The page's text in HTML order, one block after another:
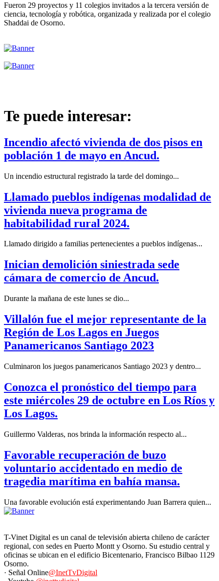
Fueron 29 proyectos y 11 colegios invitados a la tercera versión de
ciencia, tecnología y robótica, organizada y realizada por el colegio
Shaddai de Osorno.
Te puede interesar:
Incendio afectó vivienda de dos pisos en
población 1 de mayo en Ancud.
Un incendio estructural registrado la tarde del domingo...
Llamado pueblos indígenas modalidad de
vivienda nueva programa de
habitabilidad rural 2024.
Llamado dirigido a familias pertenecientes a pueblos indígenas...
Inician demolición siniestrada sede
cámara de comercio de Ancud.
Durante la mañana de este lunes se dio...
Villalón fue el mejor representante de la
Región de Los Lagos en Juegos
Panamericanos Santiago 2023
Culminaron los juegos panamericanos Santiago 2023 y dentro...
Conozca el pronóstico del tiempo para
este miércoles 29 de octubre en Los Ríos y
Los Lagos.
Guillermo Valderas, nos brinda la información respecto al...
Favorable recuperación de buzo
voluntario accidentado en medio de
tragedia marítima en bahía mansa.
Una favorable evolución está experimentando Juan Barrera quien...
T-Vinet Digital es un canal de televisión abierta chileno de carácter
regional, con sedes en Puerto Montt y Osorno. Su estudio central y
oficinas se ubican en el edificio Bicentenario, Francisco Bilbao 1129
Osorno.
· Señal Online@InetTvDigital